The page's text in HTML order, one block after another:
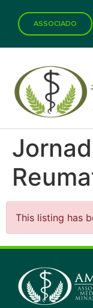
ASSOCIADO
This listing has